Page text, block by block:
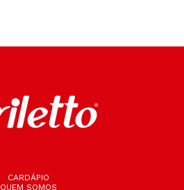
CARDÁPIO
QUEM SOMOS